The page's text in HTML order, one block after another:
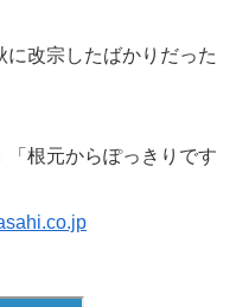
改宗したばかりだった
根元からぽっきりです